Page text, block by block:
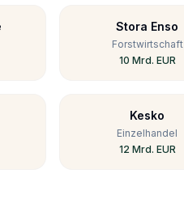
Stora Enso
Forstwirtschaft
10 Mrd. EUR
Kesko
Einzelhandel
12 Mrd. EUR